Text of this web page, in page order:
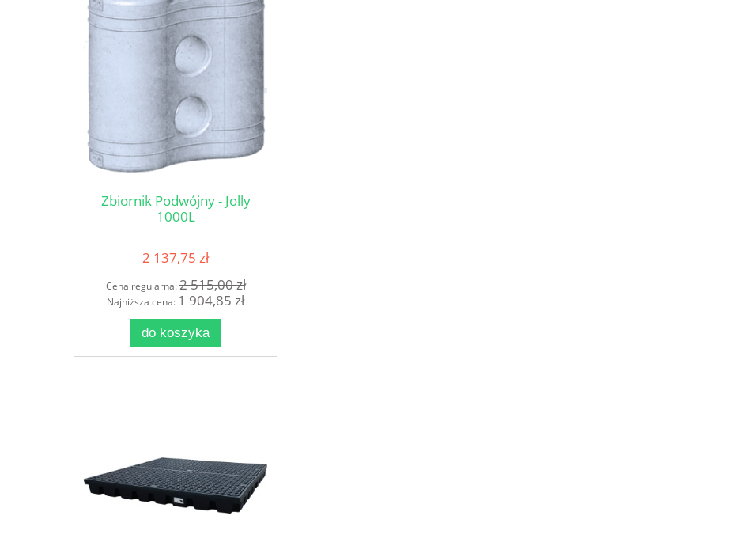
Zbiornik Podwójny - Jolly
1000L
2 137,75 zł
Cena regularna:2 515,00 zł
Najniższa cena:1 904,85 zł
do koszyka